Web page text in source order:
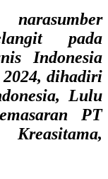
pada
Indonesia
dihadiri
Lulu
PT